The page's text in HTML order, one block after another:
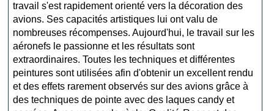
travail s'est rapidement orienté vers la décoration des
avions. Ses capacités artistiques lui ont valu de
nombreuses récompenses. Aujourd'hui, le travail sur les
aéronefs le passionne et les résultats sont
extraordinaires. Toutes les techniques et différentes
peintures sont utilisées afin d'obtenir un excellent rendu
et des effets rarement observés sur des avions grâce à
des techniques de pointe avec des laques candy et